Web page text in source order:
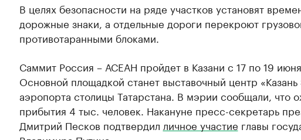
В целях безопасности на ряде участков установят
дорожные знаки, а отдельные дороги перекроют
противотаранными блоками.
Саммит Россия – АСЕАН пройдет в Казани с 17 по 19
Основной площадкой станет выставочный центр
аэропорта столицы Татарстана. В мэрии сообщали, что
прибытия 4 тыс. человек. Накануне пресс-секретарь
Дмитрий Песков подтвердил личное участие главы